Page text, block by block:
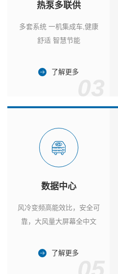
热泵多联供
多套系统 一机集成车,健康
舒适 智慧节能
了解更多
数据中心
风冷变频高能效比，安全可
靠，大风量大屏幕全中文
了解更多